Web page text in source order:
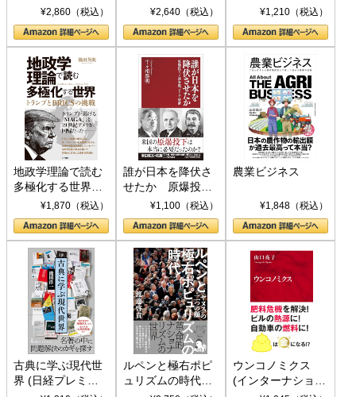
¥2,860（税込） ¥2,640（税込）
ト S 039)¥1,210（税込）
地政学理論で読む
多極化する世界：
トランプとBRICS
の挑戦
¥1,870（税込）
誰が日本を降伏さ
せたか 原爆投
下、ソ連参戦、そ
して聖断 (PHP新
書)
¥1,100（税込）
農業ビジネス
¥1,848（税込）
古典に学ぶ現代世
界 (日経プレミア
ルペンと極右ポピ
ュリズムの時代：
ウンコノミクス
(インターナショナ